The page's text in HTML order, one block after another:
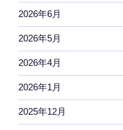
2026年6月
2026年5月
2026年4月
2026年1月
2025年12月